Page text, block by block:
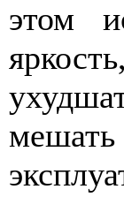
этом
мешать